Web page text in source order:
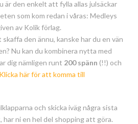
är den enkelt att fylla allas julsäckar
som kom redan i våras: Medleys
av Kolik förlag.
den ännu, kanske har du en vän
Nu kan du kombinera nytta med
dig nämligen runt 200 spänn (!!) och
Klicka här för att komma till
och skicka iväg några sista
ni en hel del shopping att göra.